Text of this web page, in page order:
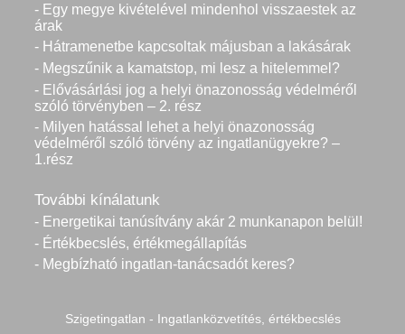
- Egy megye kivételével mindenhol visszaestek az
árak
- Hátramenetbe kapcsoltak májusban a lakásárak
- Megszűnik a kamatstop, mi lesz a hitelemmel?
- Elővásárlási jog a helyi önazonosság védelméről
szóló törvényben – 2. rész
- Milyen hatással lehet a helyi önazonosság
védelméről szóló törvény az ingatlanügyekre? –
1.rész
További kínálatunk
- Energetikai tanúsítvány akár 2 munkanapon belül!
- Értékbecslés, értékmegállapítás
- Megbízható ingatlan-tanácsadót keres?
Szigetingatlan - Ingatlanközvetítés, értékbecslés